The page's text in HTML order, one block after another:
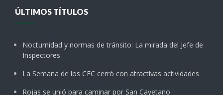
ÚLTIMOS TÍTULOS
Nocturnidad y normas de tránsito: La mirada del Jefe de
Inspectores
La Semana de los CEC cerró con atractivas actividades
Rojas se unió para caminar por San Cayetano